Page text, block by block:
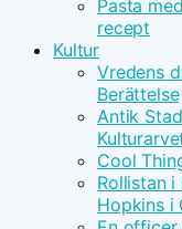
Pasta
recept
Kultur
Vredens
Berättelse
Antik
Cool
Rollistan i
Hopkins i